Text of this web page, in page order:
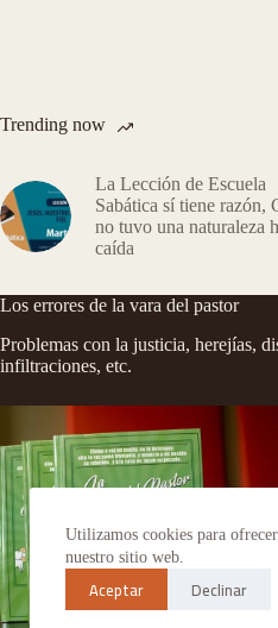
Utilizamos cookies para
nuestro sitio web.
Aceptar Declinar
Trending now
La Lección de Escuela
Sabática sí tiene razón,
no tuvo una naturaleza
caída
Los errores de la vara del pastor
Problemas con la justicia, herejías,
infiltraciones, etc.